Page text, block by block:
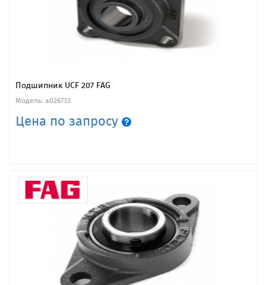
Подшипник UCF 207 FAG
Модель: a026733
Цена по запросу